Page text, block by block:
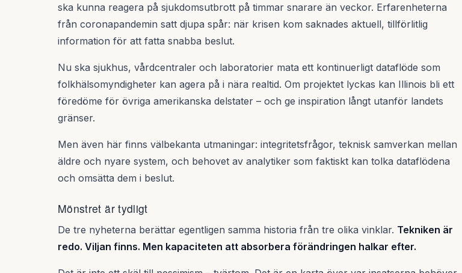
ska kunna reagera på sjukdomsutbrott på timmar snarare än veckor. Erfarenheterna
från coronapandemin satt djupa spår: när krisen kom saknades aktuell, tillförlitlig
information för att fatta snabba beslut.
Nu ska sjukhus, vårdcentraler och laboratorier mata ett kontinuerligt dataflöde som
folkhälsomyndigheter kan agera på i nära realtid. Om projektet lyckas kan Illinois bli ett
föredöme för övriga amerikanska delstater – och ge inspiration långt utanför landets
gränser.
Men även här finns välbekanta utmaningar: integritetsfrågor, teknisk samverkan mellan
äldre och nyare system, och behovet av analytiker som faktiskt kan tolka dataflödena
och omsätta dem i beslut.
Mönstret är tydligt
De tre nyheterna berättar egentligen samma historia från tre olika vinklar. Tekniken är
redo. Viljan finns. Men kapaciteten att absorbera förändringen halkar efter.